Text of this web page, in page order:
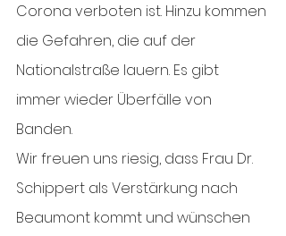
Corona verboten ist. Hinzu kommen
die Gefahren, die auf der
Nationalstraße lauern. Es gibt
immer wieder Überfälle von
Banden.
Wir freuen uns riesig, dass Frau Dr.
Schippert als Verstärkung nach
Beaumont kommt und wünschen